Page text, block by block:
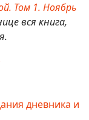
Том 1. Ноябрь
вся книга,
дневника и